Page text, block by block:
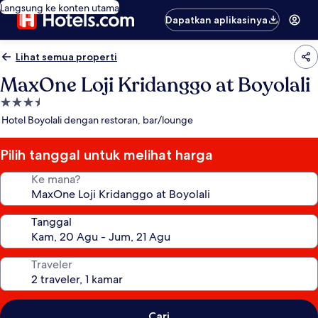
Langsung ke konten utama
Dapatkan aplikasinya
Lihat semua properti
MaxOne Loji Kridanggo at Boyolali
Properti
bintang
Hotel Boyolali dengan restoran, bar/lounge
Pilih tanggal untuk melihat harga
Ke mana?
Tanggal
Traveler